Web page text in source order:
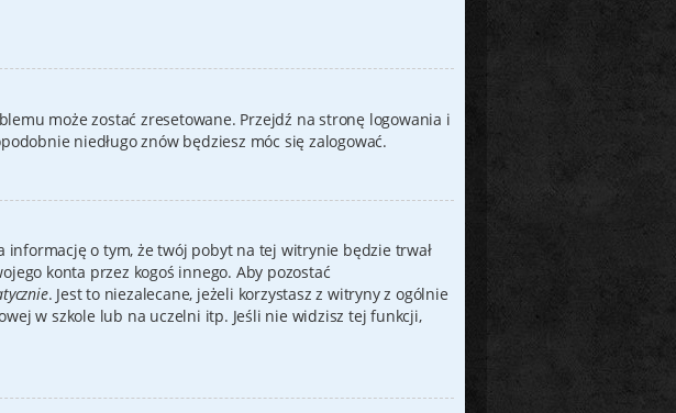
może zostać zresetowane. Przejdź na stronę logowania i
niedługo znów będziesz móc się zalogować.
informację o tym, że twój pobyt na tej witrynie będzie trwał
konta przez kogoś innego. Aby pozostać
. Jest to niezalecane, jeżeli korzystasz z witryny z ogólnie
w szkole lub na uczelni itp. Jeśli nie widzisz tej funkcji,